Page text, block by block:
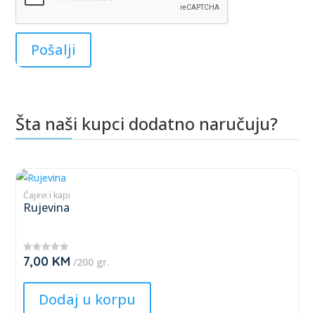
Šta naši kupci dodatno naručuju?
Čajevi i kapi
Rujevina
★
★
★
7,00 KM /200 gr.
This
product
has
variants.
The
options
Dodaj u korpu